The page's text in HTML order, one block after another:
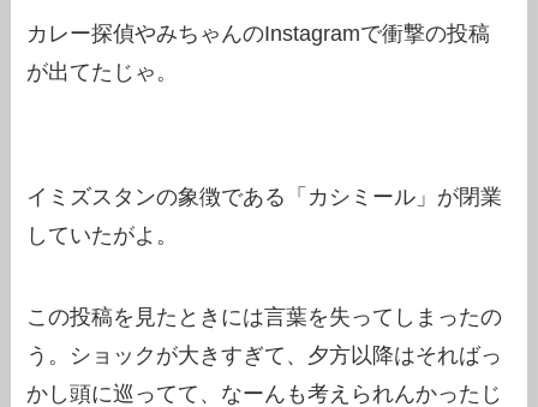
カレー探偵やみちゃんのInstagramで衝撃の投稿
が出てたじゃ。
イミズスタンの象徴である「カシミール」が閉業
していたがよ。
この投稿を見たときには言葉を失ってしまったの
う。ショックが大きすぎて、夕方以降はそればっ
かし頭に巡ってて、なーんも考えられんかったじ